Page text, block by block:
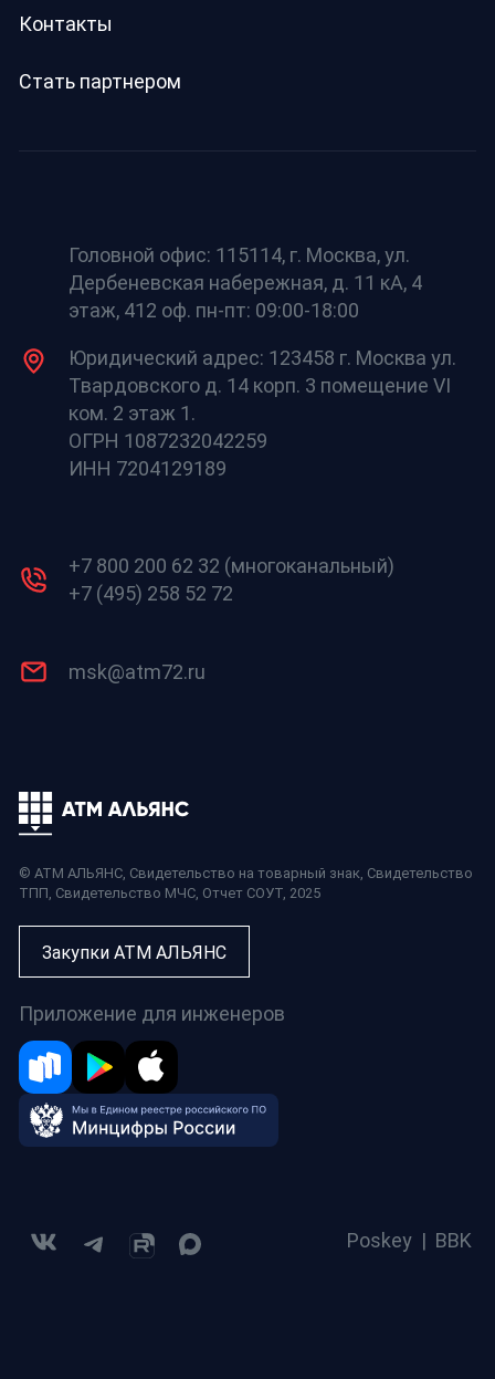
Контакты
Стать партнером
Головной офис: 115114, г. Москва, ул.
Дербеневская набережная, д. 11 кА, 4
этаж, 412 оф. пн-пт: 09:00-18:00
Юридический адрес: 123458 г. Москва ул.
Твардовского д. 14 корп. 3 помещение VI
ком. 2 этаж 1.
ОГРН 1087232042259
ИНН 7204129189
+7 800 200 62 32 (многоканальный)
+7 (495) 258 52 72
msk@atm72.ru
© АТМ АЛЬЯНС, Свидетельство на товарный знак, Свидетельство
ТПП, Свидетельство МЧС, Отчет СОУТ, 2025
Закупки АТМ АЛЬЯНС
Приложение для инженеров
Poskey | BBK